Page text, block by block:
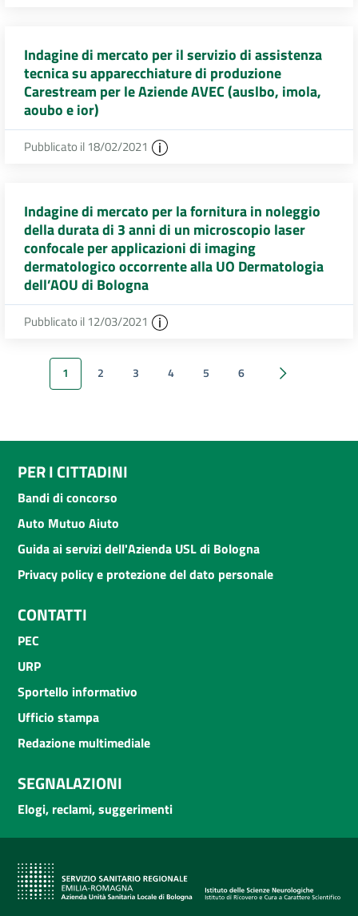
Indagine di mercato per il servizio di assistenza
tecnica su apparecchiature di produzione
Carestream per le Aziende AVEC (auslbo, imola,
aoubo e ior)
Pubblicato il 18/02/2021
Indagine di mercato per la fornitura in noleggio
della durata di 3 anni di un microscopio laser
confocale per applicazioni di imaging
dermatologico occorrente alla UO Dermatologia
dell’AOU di Bologna
Pubblicato il 12/03/2021
1 2 3 4 5 6 Successivi 20
PER I CITTADINI
Bandi di concorso
Auto Mutuo Aiuto
Guida ai servizi dell'Azienda USL di Bologna
Privacy policy e protezione del dato personale
CONTATTI
PEC
URP
Sportello informativo
Ufficio stampa
Redazione multimediale
SEGNALAZIONI
Elogi, reclami, suggerimenti